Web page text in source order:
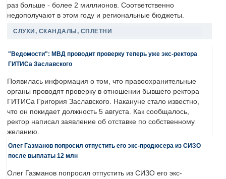
раз больше - более 2 миллионов. Соответственно
недополучают в этом году и региональные бюджеты.
СЛУХИ, СКАНДАЛЫ, СПЛЕТНИ
"Ведомости": МВД проводит проверку теперь уже экс-ректора
ГИТИСа Заславского
Появилась информация о том, что правоохранительные
органы проводят проверку в отношении бывшего ректора
ГИТИСа Григория Заславского. Накануне стало известно,
что он покидает должность 5 августа. Как сообщалось,
ректор написал заявление об отставке по собственному
желанию.
Олег Газманов попросил отпустить его экс-продюсера из СИЗО
после выплаты 12 млн
Олег Газманов попросил отпустить из СИЗО его экс-